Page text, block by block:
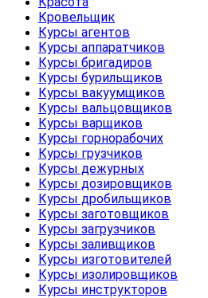
Кровельщик
Курсы агентов
Курсы аппаратчиков
Курсы бригадиров
Курсы бурильщиков
Курсы вакуумщиков
Курсы вальцовщиков
Курсы варщиков
Курсы горнорабочих
Курсы грузчиков
Курсы дежурных
Курсы дозировщиков
Курсы дробильщиков
Курсы заготовщиков
Курсы загрузчиков
Курсы заливщиков
Курсы изготовителей
Курсы изолировщиков
Курсы инструкторов